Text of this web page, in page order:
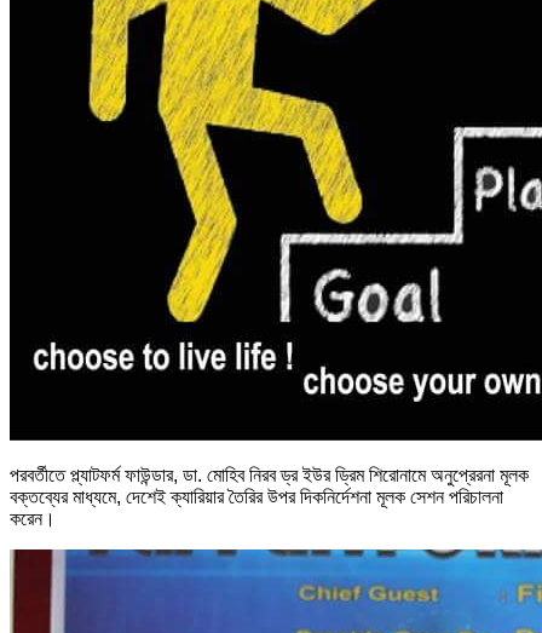
পরবর্তীতে প্ল্যাটফর্ম ফাউন্ডার, ডা. মোহিব নিরব ড্র ইউর ড্রিম শিরোনামে অনুপ্রেরনা মূলক
বক্তব্যের মাধ্যমে, দেশেই ক্যারিয়ার তৈরির উপর দিকনির্দেশনা মূলক সেশন পরিচালনা
করেন।